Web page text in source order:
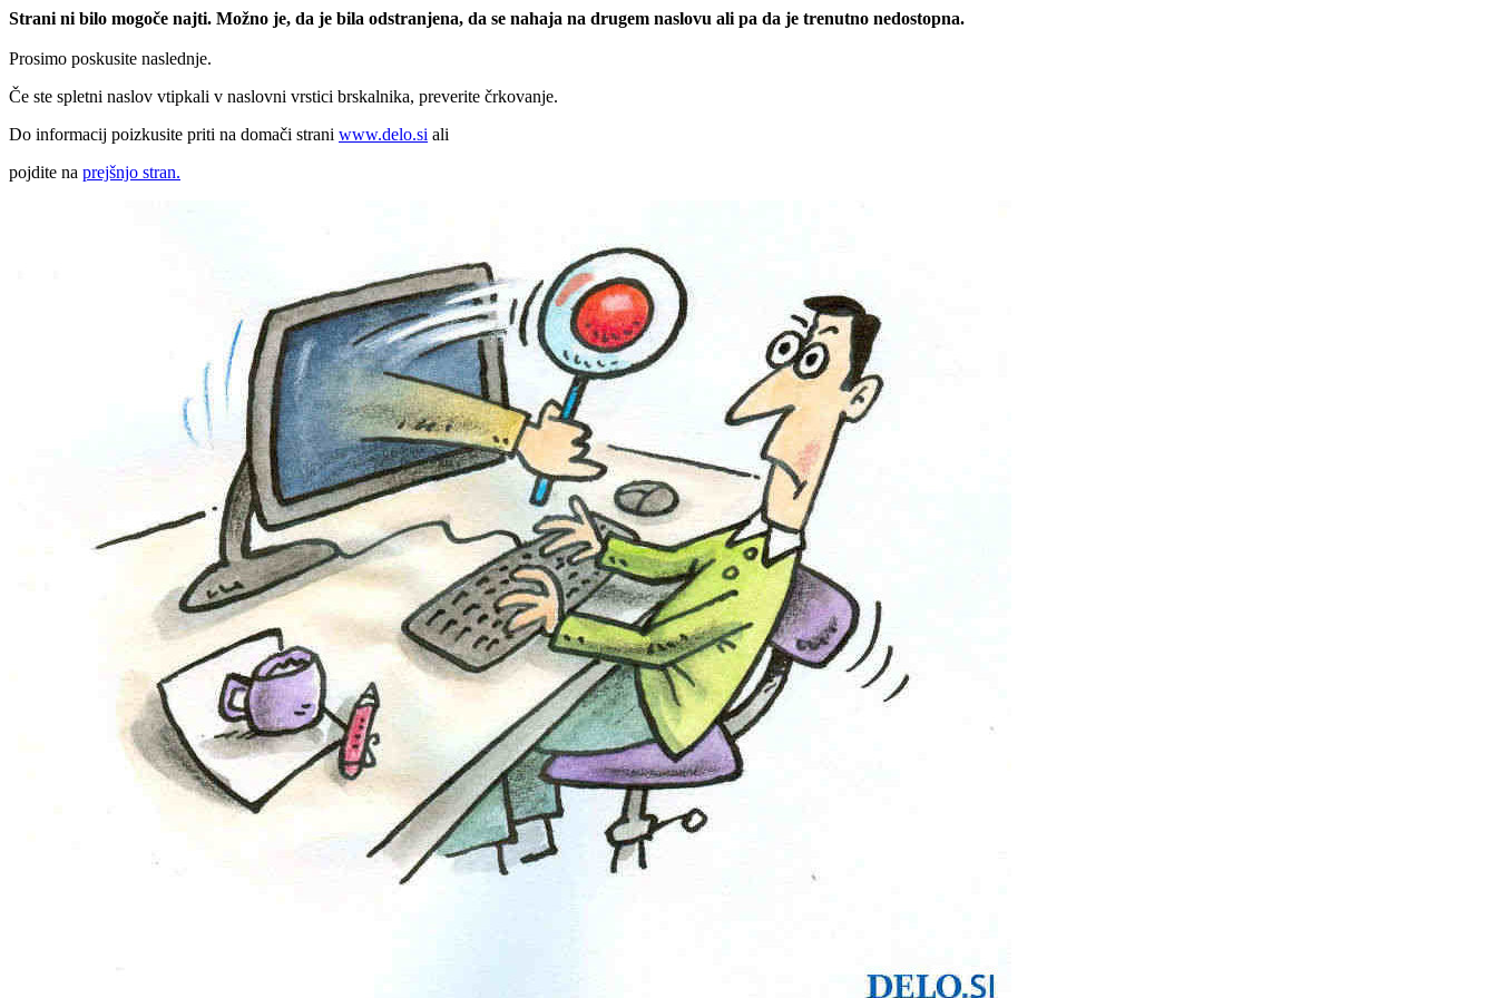
Strani ni bilo mogoče najti. Možno je, da je bila odstranjena, da se nahaja na drugem naslovu ali pa da je trenutno nedostopna.
Prosimo poskusite naslednje.
Če ste spletni naslov vtipkali v naslovni vrstici brskalnika, preverite črkovanje.
Do informacij poizkusite priti na domači strani www.delo.si ali
pojdite na prejšnjo stran.